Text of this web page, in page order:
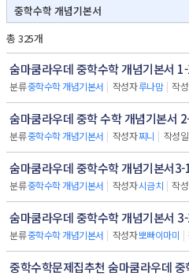
총 325개
숨마쿰라우데 중학수학 개념기본서
분류중학수학 개념기본서 | 작성자루나맘 | 작
숨마쿰라우데 중학 수학 개념기본서
분류중학수학 개념기본서 | 작성자찌니 | 작성일
숨마쿰라우데 중학수학 개념기본서3-
분류중학수학 개념기본서 | 작성자시금치 | 작
숨마쿰라우데 중학수학 개념기본서
분류중학수학 개념기본서 | 작성자뽀빠이마미 |
중학수학문제집추천 숨마쿰라우데